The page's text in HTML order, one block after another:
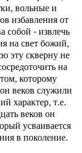
вольные и
избавления от
собой - извлечь
на свет божий,
эту скверну не
на
которому
веков служили
характер, т.е.
веков он
усваивается
в поколение.